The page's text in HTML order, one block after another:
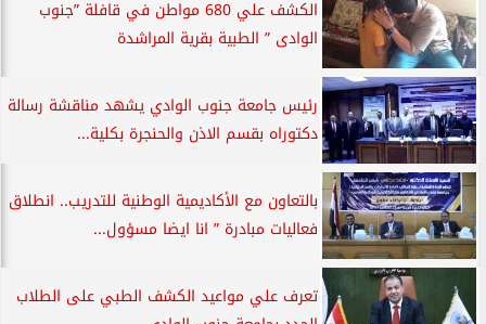
الكشف علي 680 مواطن في قافلة ”جنوب
الوادى ” الطبية بقرية المراشدة
رئيس جامعة جنوب الوادي يشهد مناقشة رسالة
دكتوراه بقسم الاذن والحنجرة بكلية...
بالتعاون مع الأكاديمية الوطنية للتدريب.. انطلاق
فعاليات مبادرة ” انا ايضا مسؤول...
تعرف علي مواعيد الكشف الطبي على الطلاب